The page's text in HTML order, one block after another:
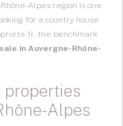
Alpes region is one
for a country house
the benchmark
in Auvergne-Rhône-
properties
Alpes